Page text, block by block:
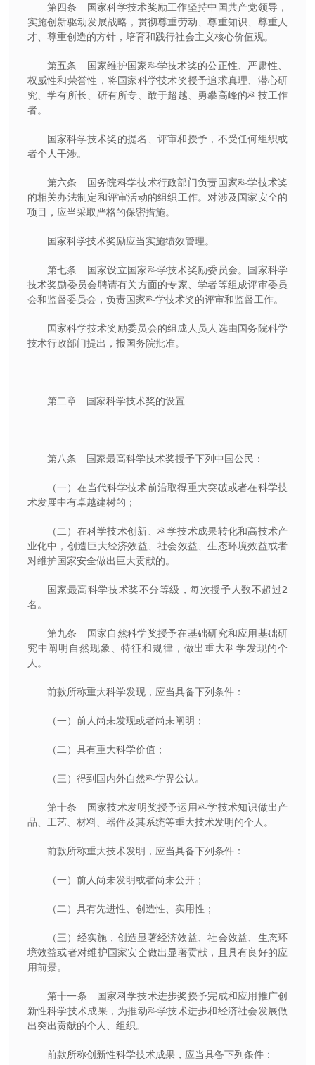
第四条 国家科学技术奖励工作坚持中国共产党领导，
实施创新驱动发展战略，贯彻尊重劳动、尊重知识、尊重人
才、尊重创造的方针，培育和践行社会主义核心价值观。
第五条 国家维护国家科学技术奖的公正性、严肃性、
权威性和荣誉性，将国家科学技术奖授予追求真理、潜心研
究、学有所长、研有所专、敢于超越、勇攀高峰的科技工作
者。
国家科学技术奖的提名、评审和授予，不受任何组织或
者个人干涉。
第六条 国务院科学技术行政部门负责国家科学技术奖
的相关办法制定和评审活动的组织工作。对涉及国家安全的
项目，应当采取严格的保密措施。
国家科学技术奖励应当实施绩效管理。
第七条 国家设立国家科学技术奖励委员会。国家科学
技术奖励委员会聘请有关方面的专家、学者等组成评审委员
会和监督委员会，负责国家科学技术奖的评审和监督工作。
国家科学技术奖励委员会的组成人员人选由国务院科学
技术行政部门提出，报国务院批准。
第二章 国家科学技术奖的设置
第八条 国家最高科学技术奖授予下列中国公民：
（一）在当代科学技术前沿取得重大突破或者在科学技
术发展中有卓越建树的；
（二）在科学技术创新、科学技术成果转化和高技术产
业化中，创造巨大经济效益、社会效益、生态环境效益或者
对维护国家安全做出巨大贡献的。
国家最高科学技术奖不分等级，每次授予人数不超过2
名。
第九条 国家自然科学奖授予在基础研究和应用基础研
究中阐明自然现象、特征和规律，做出重大科学发现的个
人。
前款所称重大科学发现，应当具备下列条件：
（一）前人尚未发现或者尚未阐明；
（二）具有重大科学价值；
（三）得到国内外自然科学界公认。
第十条 国家技术发明奖授予运用科学技术知识做出产
品、工艺、材料、器件及其系统等重大技术发明的个人。
前款所称重大技术发明，应当具备下列条件：
（一）前人尚未发明或者尚未公开；
（二）具有先进性、创造性、实用性；
（三）经实施，创造显著经济效益、社会效益、生态环
境效益或者对维护国家安全做出显著贡献，且具有良好的应
用前景。
第十一条 国家科学技术进步奖授予完成和应用推广创
新性科学技术成果，为推动科学技术进步和经济社会发展做
出突出贡献的个人、组织。
前款所称创新性科学技术成果，应当具备下列条件：